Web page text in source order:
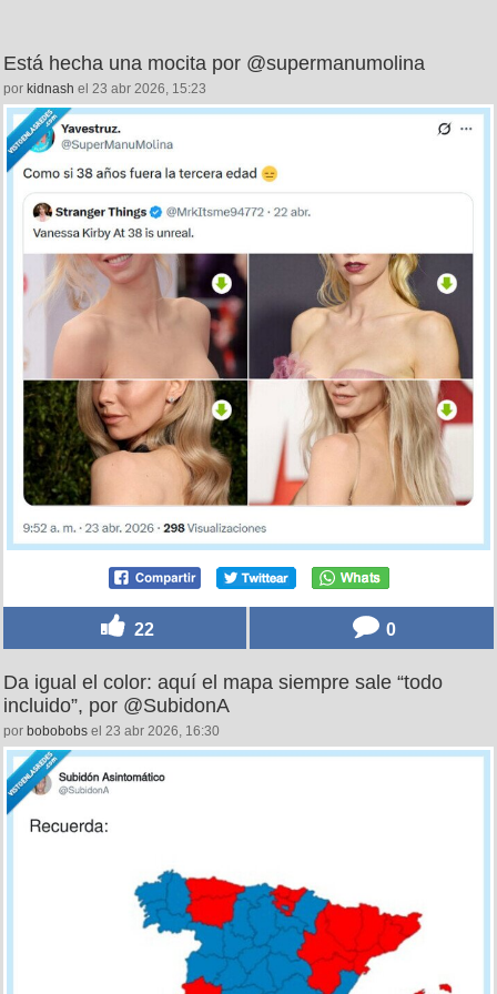
Está hecha una mocita por @supermanumolina
por kidnash el 23 abr 2026, 15:23
22 0
Da igual el color: aquí el mapa siempre sale “todo
incluido”, por @SubidonA
por bobobobs el 23 abr 2026, 16:30